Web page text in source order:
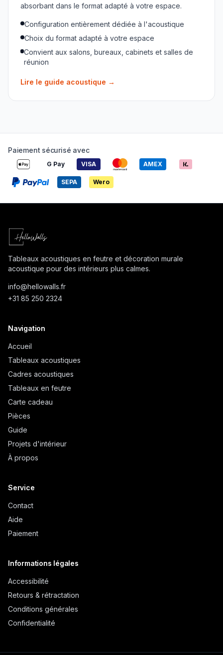
absorbant dans le format adapté à votre espace.
Configuration entièrement dédiée à l'acoustique
Choix du format adapté à votre espace
Convient aux salons, bureaux, cabinets et salles de
réunion
Lire le guide acoustique →
Paiement sécurisé avec
G Pay VISA AMEX
SEPA Wero
Tableaux acoustiques en feutre et décoration murale
acoustique pour des intérieurs plus calmes.
info@hellowalls.fr
+31 85 250 2324
Navigation
Accueil
Tableaux acoustiques
Cadres acoustiques
Tableaux en feutre
Carte cadeau
Pièces
Guide
Projets d'intérieur
À propos
Service
Contact
Aide
Paiement
Informations légales
Accessibilité
Retours & rétractation
Conditions générales
Confidentialité